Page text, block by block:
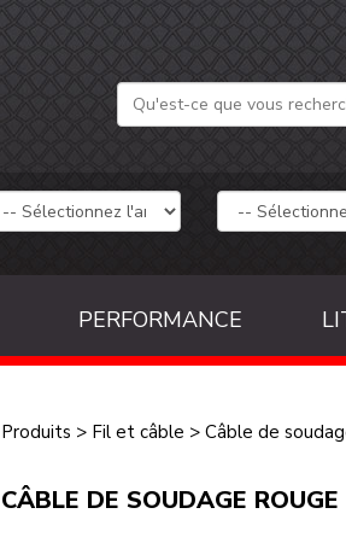
PERFORMANCE
Produits > Fil et câble > Câble de
CÂBLE DE SOUDAGE